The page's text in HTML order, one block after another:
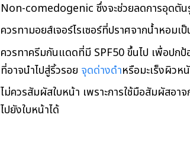
Non-comedogenic ซึ่งจะช่วยลดการอุดตัน
ควรทามอยส์เจอร์ไรเซอร์ที่ปราศจากน้ำหอม
ควรทาครีมกันแดดที่มี SPF50 ขึ้นไป เพื่อปก
ที่อาจนำไปสู่ริ้วรอย จุดด่างดำหรือมะเร็งผิวห
ไม่ควรสัมผัสใบหน้า เพราะการใช้มือสัมผัสอา
ไปยังใบหน้าได้